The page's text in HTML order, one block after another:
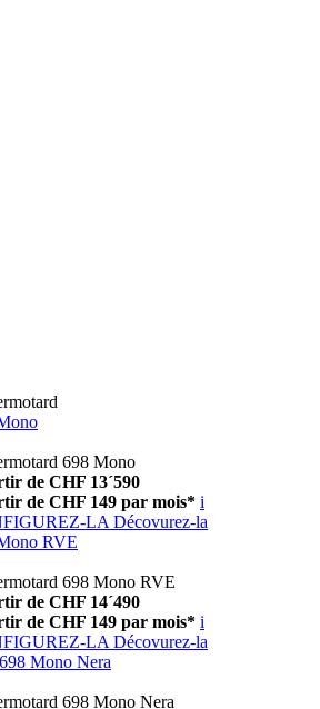
698 Mono
de CHF 13´590
de CHF 149 par mois* i
LA Décovurez-la
RVE
698 Mono RVE
de CHF 14´490
de CHF 149 par mois* i
LA Décovurez-la
698 Mono Nera
698 Mono Nera